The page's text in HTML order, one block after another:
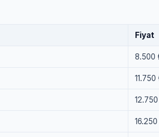
Fiyat
8.500
11.750